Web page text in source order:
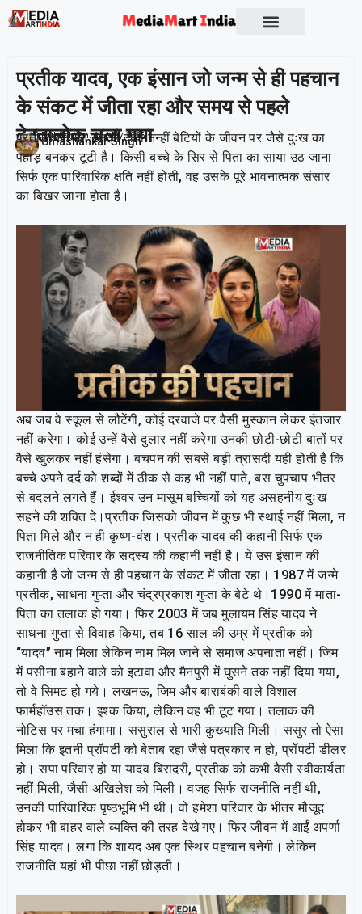
प्रतीक यादव, एक इंसान जो जन्म से ही पहचान
के संकट में जीता रहा और समय से पहले
देवतालोक चला गया
Umashankar Singh
Publish On: 15 May 2026
प्रतीक की मौत उनकी दोनों नन्हीं बेटियों के जीवन पर जैसे दुःख का
पहाड़ बनकर टूटी है। किसी बच्चे के सिर से पिता का साया उठ जाना
सिर्फ एक पारिवारिक क्षति नहीं होती, वह उसके पूरे भावनात्मक संसार
का बिखर जाना होता है।
अब जब वे स्कूल से लौटेंगी, कोई दरवाजे पर वैसी मुस्कान लेकर इंतजार
नहीं करेगा। कोई उन्हें वैसे दुलार नहीं करेगा उनकी छोटी-छोटी बातों पर
वैसे खुलकर नहीं हंसेगा। बचपन की सबसे बड़ी त्रासदी यही होती है कि
बच्चे अपने दर्द को शब्दों में ठीक से कह भी नहीं पाते, बस चुपचाप भीतर
से बदलने लगते हैं। ईश्वर उन मासूम बच्चियों को यह असहनीय दुःख
सहने की शक्ति दे।प्रतीक जिसको जीवन में कुछ भी स्थाई नहीं मिला, न
पिता मिले और न ही कृष्ण-वंश। प्रतीक यादव की कहानी सिर्फ एक
राजनीतिक परिवार के सदस्य की कहानी नहीं है। ये उस इंसान की
कहानी है जो जन्म से ही पहचान के संकट में जीता रहा। 1987 में जन्मे
प्रतीक, साधना गुप्ता और चंद्रप्रकाश गुप्ता के बेटे थे।1990 में माता-
पिता का तलाक हो गया। फिर 2003 में जब मुलायम सिंह यादव ने
साधना गुप्ता से विवाह किया, तब 16 साल की उम्र में प्रतीक को
“यादव” नाम मिला लेकिन नाम मिल जाने से समाज अपनाता नहीं। जिम
में पसीना बहाने वाले को इटावा और मैनपुरी में घुसने तक नहीं दिया गया,
तो वे सिमट हो गये। लखनऊ, जिम और बाराबंकी वाले विशाल
फार्महॉउस तक। इश्क किया, लेकिन वह भी टूट गया। तलाक की
नोटिस पर मचा हंगामा। ससुराल से भारी कुख्याति मिली। ससुर तो ऐसा
मिला कि इतनी प्रॉपर्टी को बेताब रहा जैसे पत्रकार न हो, प्रॉपर्टी डीलर
हो। सपा परिवार हो या यादव बिरादरी, प्रतीक को कभी वैसी स्वीकार्यता
नहीं मिली, जैसी अखिलेश को मिली। वजह सिर्फ राजनीति नहीं थी,
उनकी पारिवारिक पृष्ठभूमि भी थी। वो हमेशा परिवार के भीतर मौजूद
होकर भी बाहर वाले व्यक्ति की तरह देखे गए। फिर जीवन में आईं अपर्णा
सिंह यादव। लगा कि शायद अब एक स्थिर पहचान बनेगी। लेकिन
राजनीति यहां भी पीछा नहीं छोड़ती।